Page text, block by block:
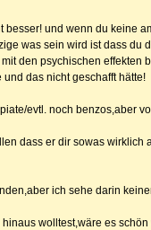
und wenn du keine
was sein wird ist dass
den psychischen effekten
das nicht geschafft hätte!
evtl. noch benzos,aber
dass er dir sowas wirklich
ich sehe darin
wolltest,wäre es